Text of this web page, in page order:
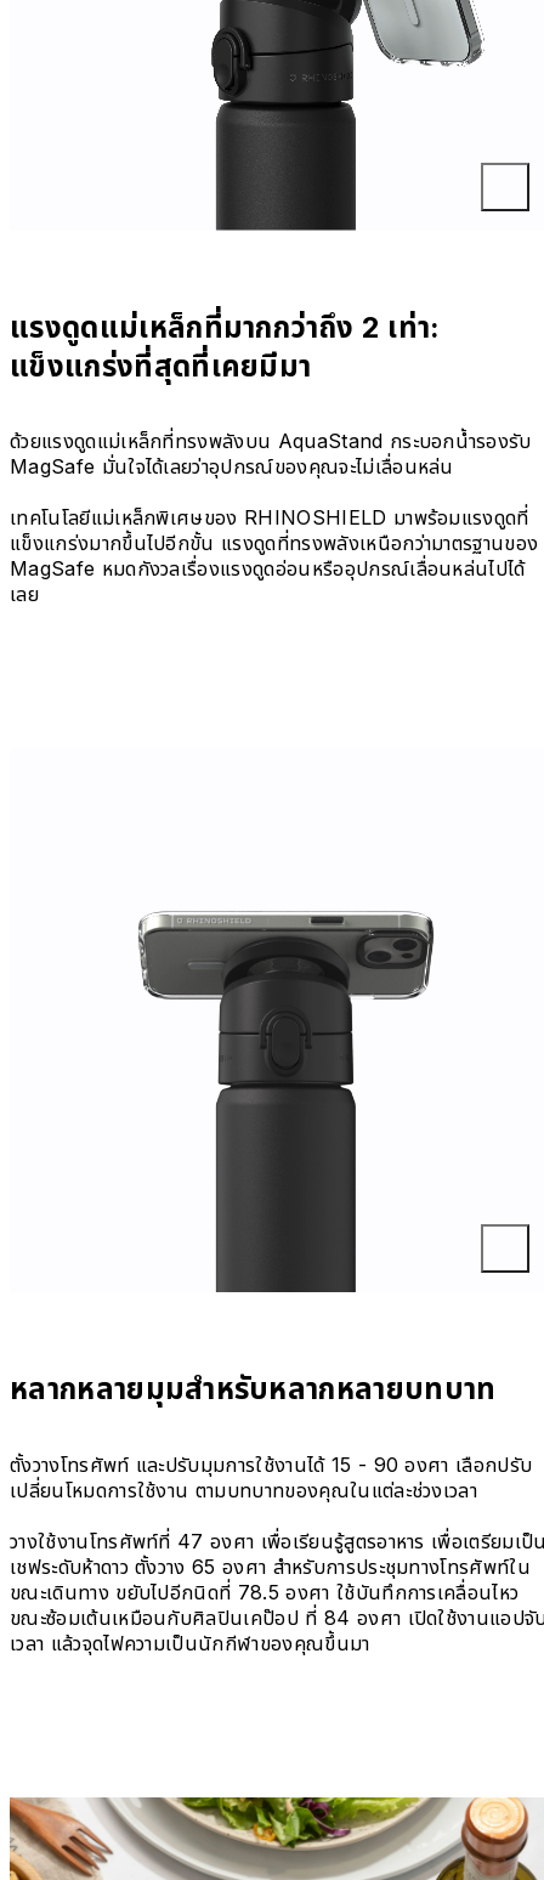
แรงดูดแม่เหล็กที่มากกว่าถึง 2 เท่า:
แข็งแกร่งที่สุดที่เคยมีมา
ด้วยแรงดูดแม่เหล็กที่ทรงพลังบน AquaStand กระบอกน้ำรองรับ
MagSafe มั่นใจได้เลยว่าอุปกรณ์ของคุณจะไม่เลื่อนหล่น
เทคโนโลยีแม่เหล็กพิเศษของ RHINOSHIELD มาพร้อมแรงดูดที่
แข็งแกร่งมากขึ้นไปอีกขั้น แรงดูดที่ทรงพลังเหนือกว่ามาตรฐานของ
MagSafe หมดกังวลเรื่องแรงดูดอ่อนหรืออุปกรณ์เลื่อนหล่นไปได้
เลย
หลากหลายมุมสำหรับหลากหลายบทบาท
ตั้งวางโทรศัพท์ และปรับมุมการใช้งานได้ 15 - 90 องศา เลือกปรับ
เปลี่ยนโหมดการใช้งาน ตามบทบาทของคุณในแต่ละช่วงเวลา
วางใช้งานโทรศัพท์ที่ 47 องศา เพื่อเรียนรู้สูตรอาหาร เพื่อเตรียมเป็
เชฟระดับห้าดาว ตั้งวาง 65 องศา สำหรับการประชุมทางโทรศัพท์ใน
ขณะเดินทาง ขยับไปอีกนิดที่ 78.5 องศา ใช้บันทึกการเคลื่อนไหว
ขณะซ้อมเต้นเหมือนกับศิลปินเคป๊อป ที่ 84 องศา เปิดใช้งานแอปจั
เวลา แล้วจุดไฟความเป็นนักกีฬาของคุณขึ้นมา